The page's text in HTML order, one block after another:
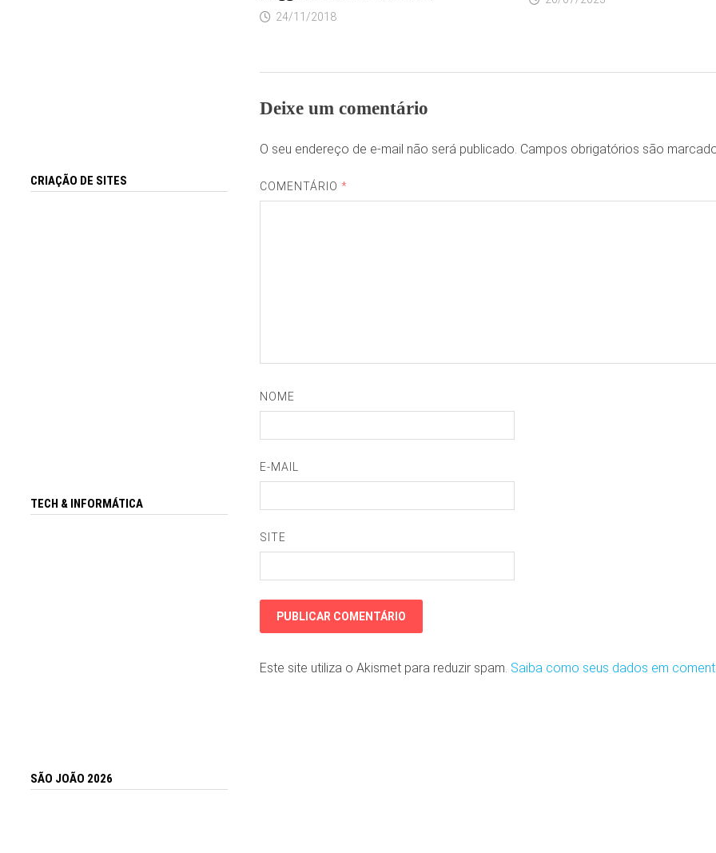
24/11/2018
Deixe um comentário
O seu endereço de e-mail não será publicado. Campos obrigatórios são
COMENTÁRIO*
NOME
E-MAIL
SITE
Este site utiliza o Akismet para reduzir spam. Saiba como seus dados em
CRIAÇÃO DE SITES
TECH & INFORMÁTICA
SÃO JOÃO 2026